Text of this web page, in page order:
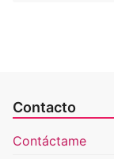
Contacto
Contáctame